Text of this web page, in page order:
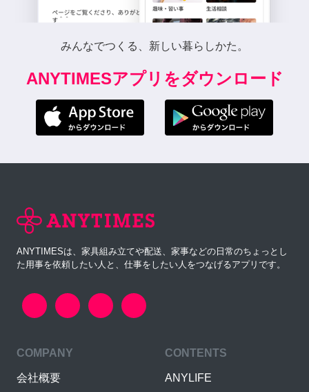
みんなでつくる、新しい暮らしかた。
ANYTIMESアプリをダウンロード
ANYTIMESは、家具組み立てや配送、家事などの日常のちょっとし
た用事を依頼したい人と、仕事をしたい人をつなげるアプリです。
COMPANY
会社概要
CONTENTS
ANYLIFE